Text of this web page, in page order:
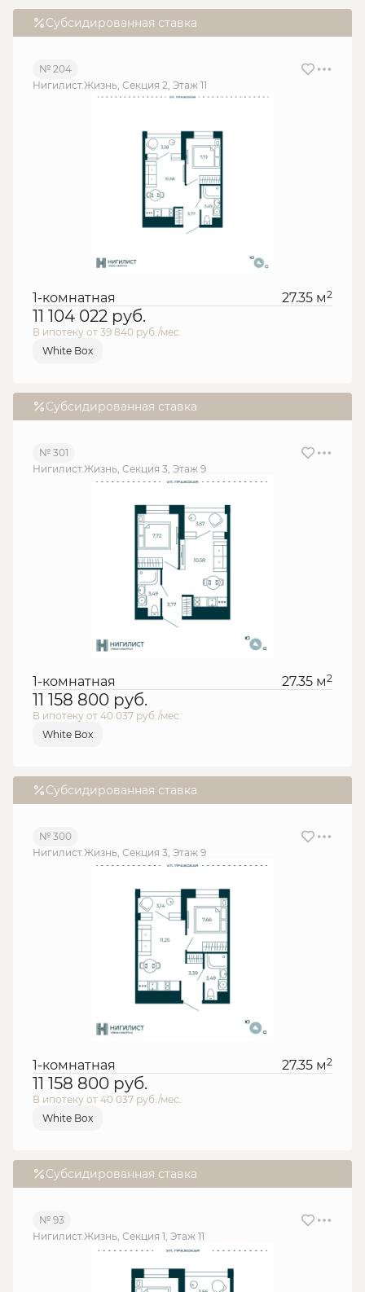
Субсидированная ставка
№ 204
Нигилист.Жизнь, Секция 2, Этаж 11
1-комнатная 27.35 м2
11 104 022 руб.
В ипотеку от 39 840 руб./мес.
White Box
Субсидированная ставка
№ 301
Нигилист.Жизнь, Секция 3, Этаж 9
1-комнатная 27.35 м2
11 158 800 руб.
В ипотеку от 40 037 руб./мес.
White Box
Субсидированная ставка
№ 300
Нигилист.Жизнь, Секция 3, Этаж 9
1-комнатная 27.35 м2
11 158 800 руб.
В ипотеку от 40 037 руб./мес.
White Box
Субсидированная ставка
№ 93
Нигилист.Жизнь, Секция 1, Этаж 11